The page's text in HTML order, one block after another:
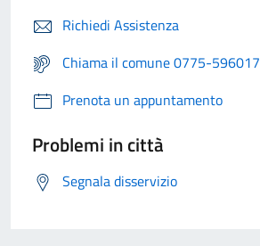
Richiedi Assistenza
Chiama il comune 0775-596017
Prenota un appuntamento
Problemi in città
Segnala disservizio